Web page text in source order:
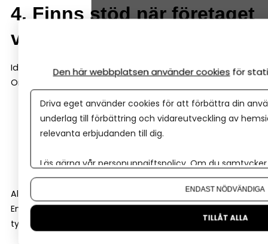
4. Finns stöd när företaget
växer?
Idag kanske du bara behöver ett konto.
Om två år kanske du behöver:
Checkkredit
Företagslån
Rådgivning kring investeringar
Alla banker är inte lika företagsinriktade.
En del är starka på bolån och privatkunder. Andra har
tydligare fokus på småföretag.
Den här webbplatsen använder cookies för
Driva eget använder cookies för att förbättra din
underlag till förbättring och vidareutveckling av
relevanta erbjudanden till dig.
Läs gärna vår personuppgiftspolicy. Om du
Om du vill ändra ditt val i efterhand hittar du den
ENDAST NÖDVÄNDIGA
TILLÅT ALLA